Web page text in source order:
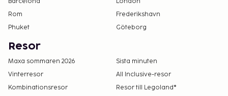
samt att avgifter och depositioner inte inkluderar
skatt. Observera att dessa kan komma att ändras.
massage. Bokningar kan göras genom att
kontakta detta lägenhetshotell innan
ankomsten med kontaktuppgifterna i
Rom
Frederikshavn
Phuket
Göteborg
Resor
Maxa sommaren 2026
Sista minuten
Vinterresor
All Inclusive-resor
Kombinationsresor
Resor till Legoland®